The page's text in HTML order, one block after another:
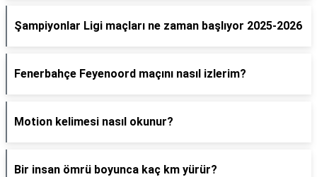
Şampiyonlar Ligi maçları ne zaman başlıyor 2025-2026
Fenerbahçe Feyenoord maçını nasıl izlerim?
Motion kelimesi nasıl okunur?
Bir insan ömrü boyunca kaç km yürür?